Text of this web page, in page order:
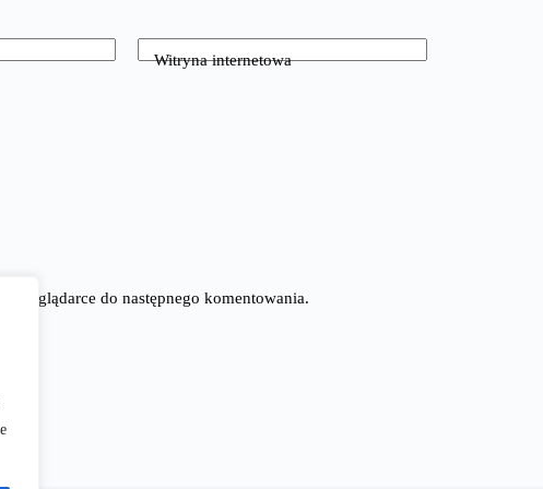
Witryna internetowa
do następnego komentowania.